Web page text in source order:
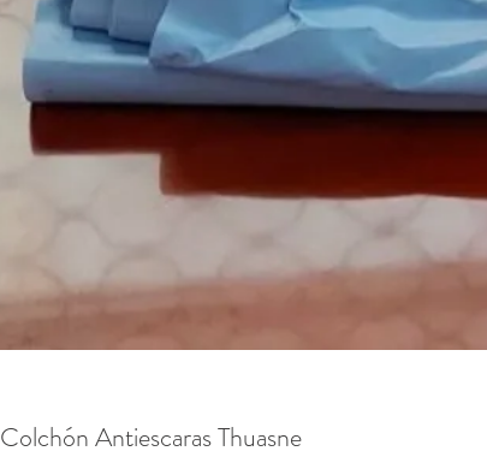
Colchón Antiescaras Thuasne